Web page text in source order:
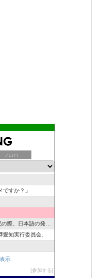
ブロ画
トリン憲法改悪計画！
すか？」
、日本語の発音/…
知実行委員会、
くり返る消費税
示
参加する